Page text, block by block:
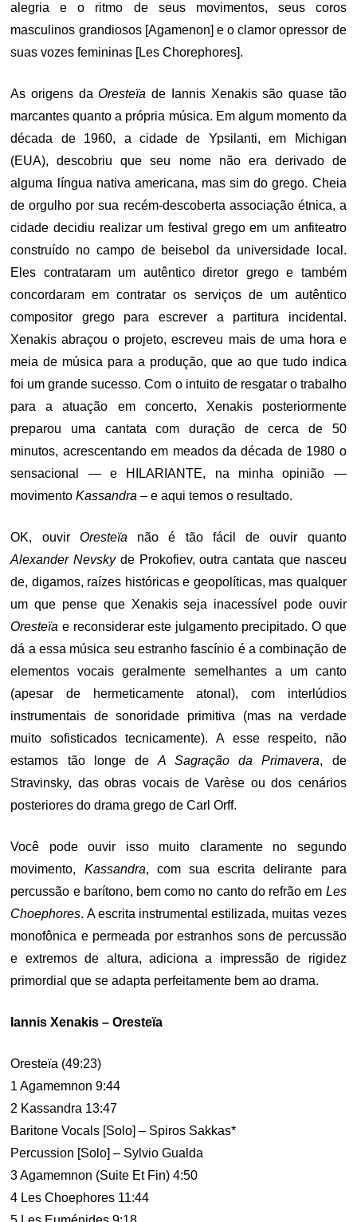
alegria e o ritmo de seus movimentos, seus coros
masculinos grandiosos [Agamenon] e o clamor opressor de
suas vozes femininas [Les Chorephores].
As origens daOresteïa de Iannis Xenakis são quase tão
marcantes quanto a própria música. Em algum momento da
década de 1960, a cidade de Ypsilanti, em Michigan
(EUA), descobriu que seu nome não era derivado de
alguma língua nativa americana, mas sim do grego. Cheia
de orgulho por sua recém-descoberta associação étnica, a
cidade decidiu realizar um festival grego em um anfiteatro
construído no campo de beisebol da universidade local.
Eles contrataram um autêntico diretor grego e também
concordaram em contratar os serviços de um autêntico
compositor grego para escrever a partitura incidental.
Xenakis abraçou o projeto, escreveu mais de uma hora e
meia de música para a produção, que ao que tudo indica
foi um grande sucesso. Com o intuito de resgatar o trabalho
para a atuação em concerto, Xenakis posteriormente
preparou uma cantata com duração de cerca de 50
minutos, acrescentando em meados da década de 1980 o
sensacional — e HILARIANTE, na minha opinião —
movimentoKassandra – e aqui temos o resultado.
OK, ouvir Oresteïanão é tão fácil de ouvir quanto
Alexander Nevskyde Prokofiev, outra cantata que nasceu
de, digamos, raízes históricas e geopolíticas, mas qualquer
um que pense que Xenakis seja inacessível pode ouvir
Oresteïa e reconsiderar este julgamento precipitado. O que
dá a essa música seu estranho fascínio é a combinação de
elementos vocais geralmente semelhantes a um canto
(apesar de hermeticamente atonal), com interlúdios
instrumentais de sonoridade primitiva (mas na verdade
muito sofisticados tecnicamente). A esse respeito, não
estamos tão longe deA Sagração da Primavera, de
Stravinsky, das obras vocais de Varèse ou dos cenários
posteriores do drama grego de Carl Orff.
Você pode ouvir isso muito claramente no segundo
movimento, Kassandra, com sua escrita delirante para
percussão e barítono, bem como no canto do refrão em Les
Choephores. A escrita instrumental estilizada, muitas vezes
monofônica e permeada por estranhos sons de percussão
e extremos de altura, adiciona a impressão de rigidez
primordial que se adapta perfeitamente bem ao drama.
Iannis Xenakis – Oresteïa
Oresteïa (49:23)
1 Agamemnon 9:44
2 Kassandra 13:47
Baritone Vocals [Solo] – Spiros Sakkas*
Percussion [Solo] – Sylvio Gualda
3 Agamemnon (Suite Et Fin) 4:50
4 Les Choephores 11:44